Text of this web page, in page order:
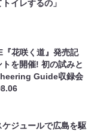
イレするの」
花咲く道』発売記
を開催! 初の試みと
Guide収録会
ケジュールで広島を駆